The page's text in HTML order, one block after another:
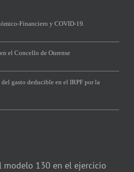
Financiero y COVID-19.
el Concello de Ourense
gasto deducible en el IRPF por la
modelo 130 en el ejercicio